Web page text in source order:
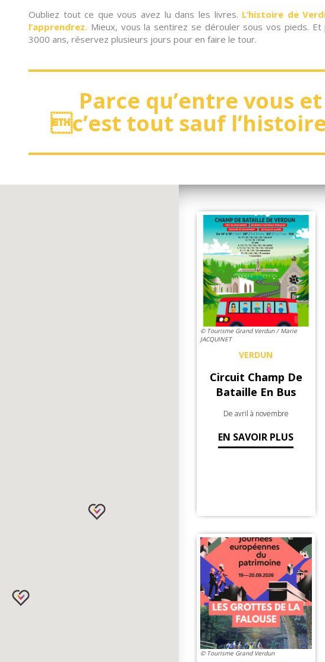
Oubliez tout ce que vous avez lu dans les livres. L’histoire de
l’apprendrez. Mieux, vous la sentirez se dérouler sous vos pieds. Et
3000 ans, réservez plusieurs jours pour en faire le tour.
Parce qu’entre vous
c’est tout sauf
© Tourisme Grand Verdun / Marie
JACQUINET
VERDUN
Circuit Champ De
Bataille En Bus
De avril à novembre
EN SAVOIR PLUS
© Tourisme Grand Verdun